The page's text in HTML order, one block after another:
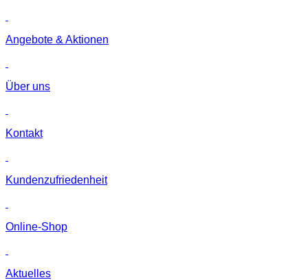
Angebote & Aktionen
Über uns
Kontakt
Kunden­zufriedenheit
Online-Shop
Aktuelles